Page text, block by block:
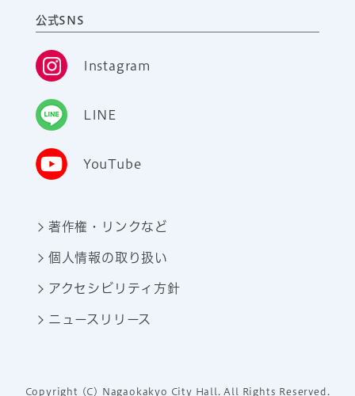
公式SNS
Instagram
LINE
YouTube
著作権・リンクなど
個人情報の取り扱い
アクセシビリティ方針
ニュースリリース
Copyright (C) Nagaokakyo City Hall. All Rights Reserved.